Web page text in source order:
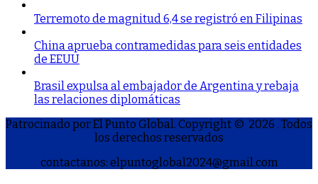
Terremoto de magnitud 6,4 se registró en Filipinas
China aprueba contramedidas para seis entidades
de EEUU
Brasil expulsa al embajador de Argentina y rebaja
las relaciones diplomáticas
Patrocinado por El Punto Global. Copyright © 2026 . Todos
los derechos reservados
contactanos: elpuntoglobal2024@gmail.com